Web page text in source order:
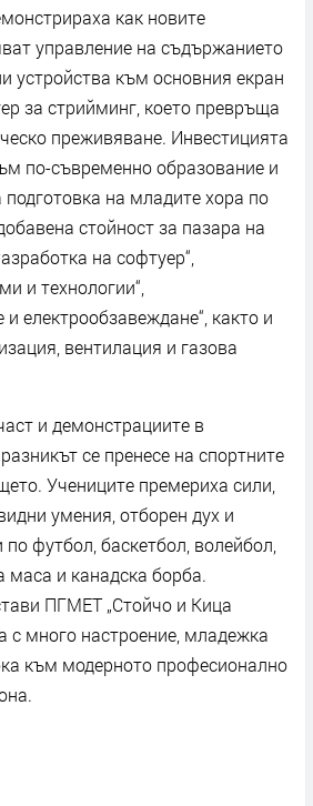
как новите
управление на съдържанието
устройства към основния екран
за стрийминг, което превръща
преживяване. Инвестицията
по-съвременно образование и
подготовка на младите хора по
стойност за пазара на
на софтуер“,
и технологии“,
и електрообзавеждане“, както и
вентилация и газова
и демонстрациите в
се пренесе на спортните
Учениците премериха сили,
умения, отборен дух и
футбол, баскетбол, волейбол,
маса и канадска борба.
ПГМЕТ „Стойчо и Кица
с много настроение, младежка
към модерното професионално